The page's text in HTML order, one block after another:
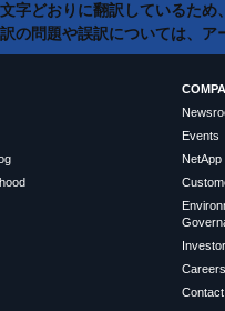
字どおりに翻訳しているた
の問題や誤訳については、
Events
NetApp
Careers